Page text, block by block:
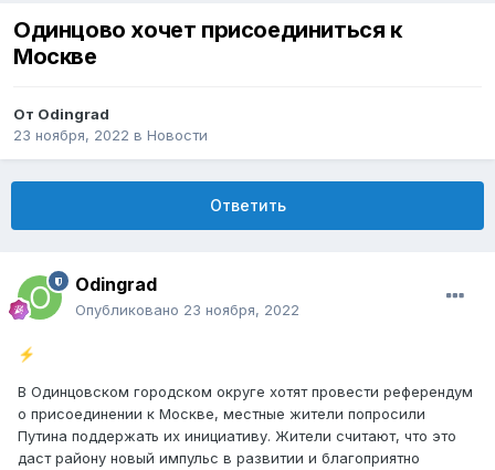
Одинцово хочет присоединиться к
Москве
От Odingrad
23 ноября, 2022 в Новости
Ответить
Odingrad
Опубликовано 23 ноября, 2022
⚡
В Одинцовском городском округе хотят провести референдум
о присоединении к Москве, местные жители попросили
Путина поддержать их инициативу. Жители считают, что это
даст району новый импульс в развитии и благоприятно